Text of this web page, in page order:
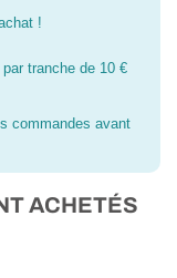
!
tranche de 10 €
commandes avant
ACHETÉS